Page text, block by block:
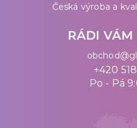
Česká výroba a
RÁDI VÁM
+420
Po - Pá